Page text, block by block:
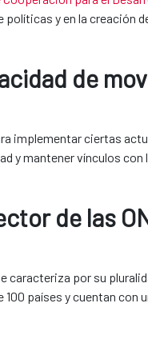
y en la creación
de
implementar ciertas
y mantener vínculos
de las
caracteriza por su
países y cuentan